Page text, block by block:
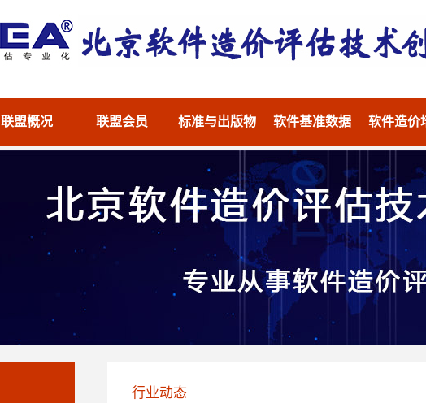
联盟概况 联盟会员 标准与出版物 软件基准数据 软件造价
行业动态